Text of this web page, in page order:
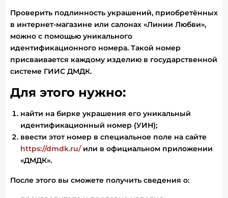
Проверить подлинность украшений, приобретённых
в интернет-магазине или салонах «Линии Любви»,
можно с помощью уникального
идентификационного номера. Такой номер
присваивается каждому изделию в государственной
системе ГИИС ДМДК.
Для этого нужно:
найти на бирке украшения его уникальный
идентификационный номер (УИН);
ввести этот номер в специальное поле на сайте
https://dmdk.ru/или в официальном приложении
«ДМДК».
После этого вы сможете получить сведения о: